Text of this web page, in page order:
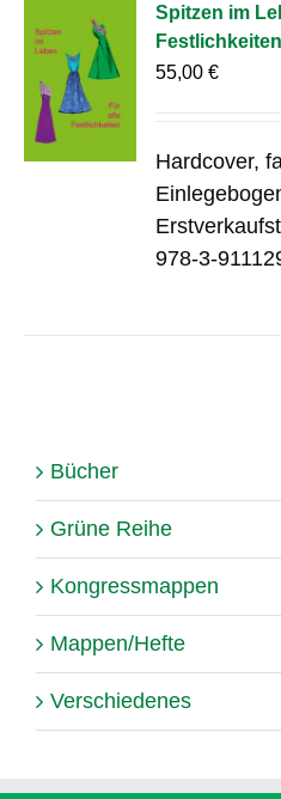
Spitzen im
Festlichkeiten
55,00€
Hardcover,
978-3-
Bücher
Grüne Reihe
Kongressmappen
Mappen/Hefte
Verschiedenes